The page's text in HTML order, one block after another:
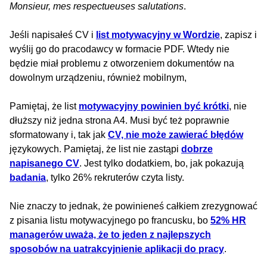
Monsieur, mes respectueuses salutations.
Jeśli napisałeś CV i list motywacyjny w Wordzie, zapisz i
wyślij go do pracodawcy w formacie PDF. Wtedy nie
będzie miał problemu z otworzeniem dokumentów na
dowolnym urządzeniu, również mobilnym,
Pamiętaj, że list motywacyjny powinien być krótki, nie
dłuższy niż jedna strona A4. Musi być też poprawnie
sformatowany i, tak jak CV, nie może zawierać błędów
językowych. Pamiętaj, że list nie zastąpi dobrze
napisanego CV. Jest tylko dodatkiem, bo, jak pokazują
badania, tylko 26% rekruterów czyta listy.
Nie znaczy to jednak, że powinieneś całkiem zrezygnować
z pisania listu motywacyjnego po francusku, bo 52% HR
managerów uważa, że to jeden z najlepszych
sposobów na uatrakcyjnienie aplikacji do pracy.